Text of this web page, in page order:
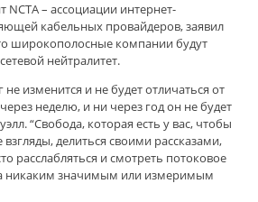
NCTA – ассоциации интернет-
кабельных провайдеров, заявил
широкополосные компании будут
нейтралитет.
изменится и не будет отличаться от
неделю, и ни через год он не будет
“Свобода, которая есть у вас, чтобы
делиться своими рассказами,
расслабляться и смотреть потоковое
никаким значимым или измеримым